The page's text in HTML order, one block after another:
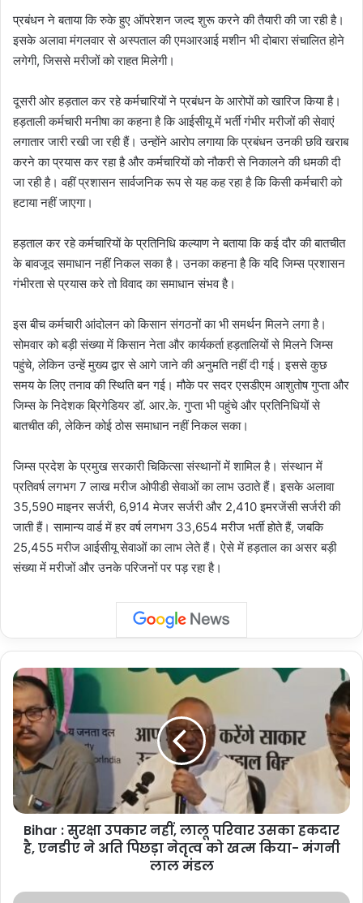
प्रबंधन ने बताया कि रुके हुए ऑपरेशन जल्द शुरू करने की तैयारी की जा रही है।
इसके अलावा मंगलवार से अस्पताल की एमआरआई मशीन भी दोबारा संचालित होने
लगेगी, जिससे मरीजों को राहत मिलेगी।
दूसरी ओर हड़ताल कर रहे कर्मचारियों ने प्रबंधन के आरोपों को खारिज किया है।
हड़ताली कर्मचारी मनीषा का कहना है कि आईसीयू में भर्ती गंभीर मरीजों की सेवाएं
लगातार जारी रखी जा रही हैं। उन्होंने आरोप लगाया कि प्रबंधन उनकी छवि खराब
करने का प्रयास कर रहा है और कर्मचारियों को नौकरी से निकालने की धमकी दी
जा रही है। वहीं प्रशासन सार्वजनिक रूप से यह कह रहा है कि किसी कर्मचारी को
हटाया नहीं जाएगा।
हड़ताल कर रहे कर्मचारियों के प्रतिनिधि कल्याण ने बताया कि कई दौर की बातचीत
के बावजूद समाधान नहीं निकल सका है। उनका कहना है कि यदि जिम्स प्रशासन
गंभीरता से प्रयास करे तो विवाद का समाधान संभव है।
इस बीच कर्मचारी आंदोलन को किसान संगठनों का भी समर्थन मिलने लगा है।
सोमवार को बड़ी संख्या में किसान नेता और कार्यकर्ता हड़तालियों से मिलने जिम्स
पहुंचे, लेकिन उन्हें मुख्य द्वार से आगे जाने की अनुमति नहीं दी गई। इससे कुछ
समय के लिए तनाव की स्थिति बन गई। मौके पर सदर एसडीएम आशुतोष गुप्ता और
जिम्स के निदेशक ब्रिगेडियर डॉ. आर.के. गुप्ता भी पहुंचे और प्रतिनिधियों से
बातचीत की, लेकिन कोई ठोस समाधान नहीं निकल सका।
जिम्स प्रदेश के प्रमुख सरकारी चिकित्सा संस्थानों में शामिल है। संस्थान में
प्रतिवर्ष लगभग 7 लाख मरीज ओपीडी सेवाओं का लाभ उठाते हैं। इसके अलावा
35,590 माइनर सर्जरी, 6,914 मेजर सर्जरी और 2,410 इमरजेंसी सर्जरी की
जाती हैं। सामान्य वार्ड में हर वर्ष लगभग 33,654 मरीज भर्ती होते हैं, जबकि
25,455 मरीज आईसीयू सेवाओं का लाभ लेते हैं। ऐसे में हड़ताल का असर बड़ी
संख्या में मरीजों और उनके परिजनों पर पड़ रहा है।
Bihar
:
सुरक्षा
उपकार
नहीं,
लालू
परिवार
उसका
हकदार
एनडीए
पिछड़ा
Bihar : सुरक्षा उपकार नहीं, लालू परिवार उसका हकदार
है, एनडीए ने अति पिछड़ा नेतृत्व को खत्म किया- मंगनी
लाल मंडल
CBSE